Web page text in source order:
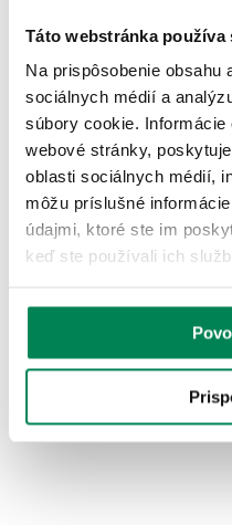
Táto webstránka používa
Na prispôsobenie
sociálnych médií a
súbory cookie.
webové stránky,
oblasti sociálnych médií,
môžu príslušné
údajmi, ktoré ste im
keď ste používali ich
LETNÝ VÝPREDAJ
Skladom/ u vás už 10.08.